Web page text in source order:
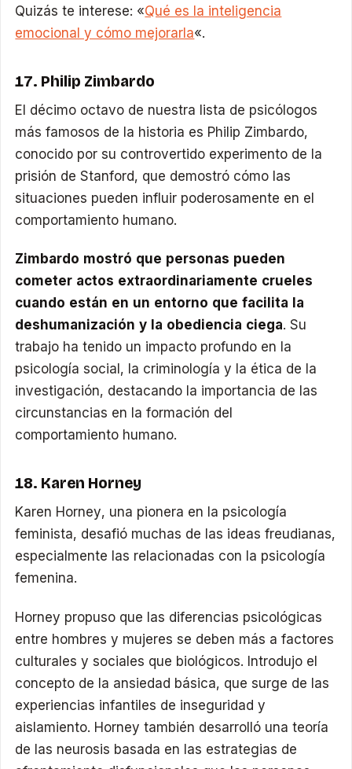
Quizás te interese: «Qué es la inteligencia
emocional y cómo mejorarla«.
17. Philip Zimbardo
El décimo octavo de nuestra lista de psicólogos
más famosos de la historia es Philip Zimbardo,
conocido por su controvertido experimento de la
prisión de Stanford, que demostró cómo las
situaciones pueden influir poderosamente en el
comportamiento humano.
Zimbardo mostró que personas pueden
cometer actos extraordinariamente crueles
cuando están en un entorno que facilita la
deshumanización y la obediencia ciega. Su
trabajo ha tenido un impacto profundo en la
psicología social, la criminología y la ética de la
investigación, destacando la importancia de las
circunstancias en la formación del
comportamiento humano.
18. Karen Horney
Karen Horney, una pionera en la psicología
feminista, desafió muchas de las ideas freudianas,
especialmente las relacionadas con la psicología
femenina.
Horney propuso que las diferencias psicológicas
entre hombres y mujeres se deben más a factores
culturales y sociales que biológicos. Introdujo el
concepto de la ansiedad básica, que surge de las
experiencias infantiles de inseguridad y
aislamiento. Horney también desarrolló una teoría
de las neurosis basada en las estrategias de